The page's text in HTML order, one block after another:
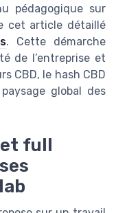
pédagogique sur
cet article détaillé
. Cette démarche
de l’entreprise et
CBD, le hash CBD
global des
full